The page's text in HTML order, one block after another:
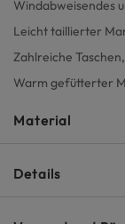
Windabweisendes
Leicht taillierter
Zahlreiche
Warm gefütterter
Material
Details